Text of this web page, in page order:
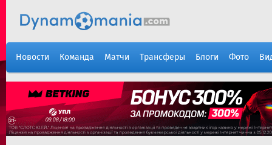
Новости Команда Матчи Трансферы Блоги Фото